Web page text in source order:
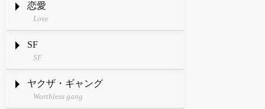
恋愛
Love
SF
SF
ヤクザ・ギャング
Worthless gang